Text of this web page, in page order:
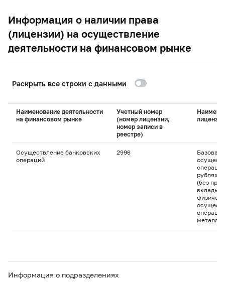
Информация о наличии права
(лицензии) на осуществление
деятельности на финансовом рынке
Раскрыть все строки с данными
Наименование деятельности
на финансовом рынке
Учетный номер
(номер лицензии,
номер записи в
реестре)
лицензии
Осуществление банковских
операций
2996
Базовая
рублях и
(без
вклады
Информация о подразделениях